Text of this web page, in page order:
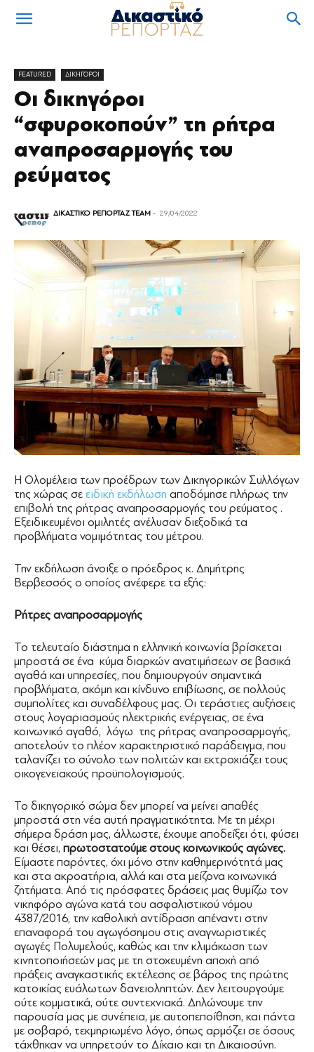
FEATURED ΔΙΚΗΓΟΡΟΙ
Οι δικηγόροι
“σφυροκοπούν” τη ρήτρα
αναπροσαρμογής του
ρεύματος
ΔΙΚΑΣΤΙΚΟ ΡΕΠΟΡΤΑΖ TEAM - 29/04/2022
Η Ολομέλεια των προέδρων των Δικηγορικών Συλλόγων
της χώρας σε ειδική εκδήλωση αποδόμησε πλήρως την
επιβολή της ρήτρας αναπροσαρμογής του ρεύματος .
Εξειδικευμένοι ομιλητές ανέλυσαν διεξοδικά τα
προβλήματα νομιμότητας του μέτρου.
Την εκδήλωση άνοιξε ο πρόεδρος κ. Δημήτρης
Βερβεσσός ο οποίος ανέφερε τα εξής:
Ρήτρες αναπροσαρμογής
Το τελευταίο διάστημα η ελληνική κοινωνία βρίσκεται
μπροστά σε ένα κύμα διαρκών ανατιμήσεων σε βασικά
αγαθά και υπηρεσίες, που δημιουργούν σημαντικά
προβλήματα, ακόμη και κίνδυνο επιβίωσης, σε πολλούς
συμπολίτες και συναδέλφους μας. Οι τεράστιες αυξήσεις
στους λογαριασμούς ηλεκτρικής ενέργειας, σε ένα
κοινωνικό αγαθό, λόγω της ρήτρας αναπροσαρμογής,
αποτελούν το πλέον χαρακτηριστικό παράδειγμα, που
ταλανίζει το σύνολο των πολιτών και εκτροχιάζει τους
οικογενειακούς προϋπολογισμούς.
Το δικηγορικό σώμα δεν μπορεί να μείνει απαθές
μπροστά στη νέα αυτή πραγματικότητα. Με τη μέχρι
σήμερα δράση μας, άλλωστε, έχουμε αποδείξει ότι, φύσει
και θέσει, πρωτοστατούμε στους κοινωνικούς αγώνες.
Είμαστε παρόντες, όχι μόνο στην καθημερινότητά μας
και στα ακροατήρια, αλλά και στα μείζονα κοινωνικά
ζητήματα. Από τις πρόσφατες δράσεις μας θυμίζω τον
νικηφόρο αγώνα κατά του ασφαλιστικού νόμου
4387/2016, την καθολική αντίδραση απέναντι στην
επαναφορά του αγωγόσημου στις αναγνωριστικές
αγωγές Πολυμελούς, καθώς και την κλιμάκωση των
κινητοποιήσεών μας με τη στοχευμένη αποχή από
πράξεις αναγκαστικής εκτέλεσης σε βάρος της πρώτης
κατοικίας ευάλωτων δανειοληπτών. Δεν λειτουργούμε
ούτε κομματικά, ούτε συντεχνιακά. Δηλώνουμε την
παρουσία μας με συνέπεια, με αυτοπεποίθηση, και πάντα
με σοβαρό, τεκμηριωμένο λόγο, όπως αρμόζει σε όσους
τάχθηκαν να υπηρετούν το Δίκαιο και τη Δικαιοσύνη.